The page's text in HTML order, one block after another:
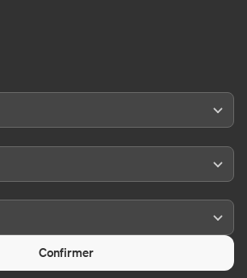
Confirmer